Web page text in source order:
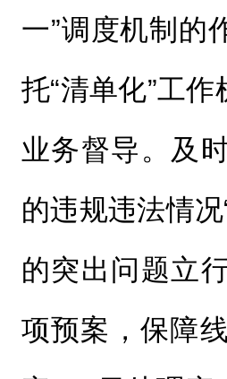
一”调度机制的
托“清单化”工
业务督导。及
的违规违法情
的突出问题立
项预案，保障